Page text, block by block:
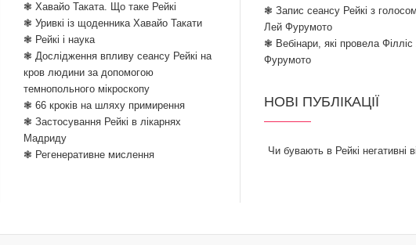
❃ Хавайо Таката. Що таке Рейкі
❃ Уривкі із щоденника Хавайо Такати
❃ Рейкі і наука
❃ Дослідження впливу сеансу Рейкі на
кров людини за допомогою
темнопольного мікроскопу
❃ 66 кроків на шляху примирення
❃ Застосування Рейкі в лікарнях
Мадриду
❃ Регенеративне мислення
❃ Запис сеансу Рейкі з
Лей Фурумото
❃ Вебінари, які провела
Фурумото
НОВІ ПУБЛІКАЦІЇ
Чи бувають в Рейкі негативні